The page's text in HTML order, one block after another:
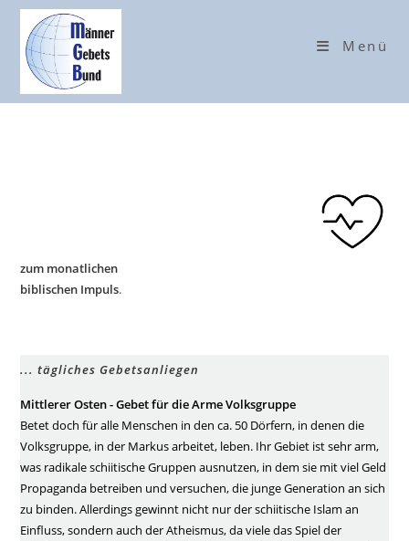
Zum
Inhalt
springen
Menü
zum monatlichen
biblischen Impuls.
... tägliches Gebetsanliegen
Mittlerer Osten - Gebet für die Arme Volksgruppe
Betet doch für alle Menschen in den ca. 50 Dörfern, in denen die
Volksgruppe, in der Markus arbeitet, leben. Ihr Gebiet ist sehr arm,
was radikale schiitische Gruppen ausnutzen, in dem sie mit viel Geld
Propaganda betreiben und versuchen, die junge Generation an sich
zu binden. Allerdings gewinnt nicht nur der schiitische Islam an
Einfluss, sondern auch der Atheismus, da viele das Spiel der